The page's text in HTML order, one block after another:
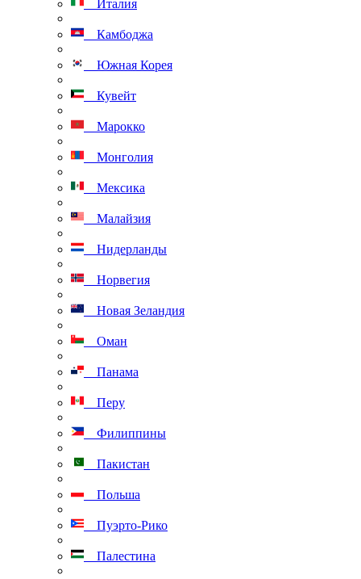
Италия
Камбоджа
Южная Корея
Кувейт
Марокко
Монголия
Мексика
Малайзия
Нидерланды
Норвегия
Новая Зеландия
Оман
Панама
Перу
Филиппины
Пакистан
Польша
Пуэрто-Рико
Палестина